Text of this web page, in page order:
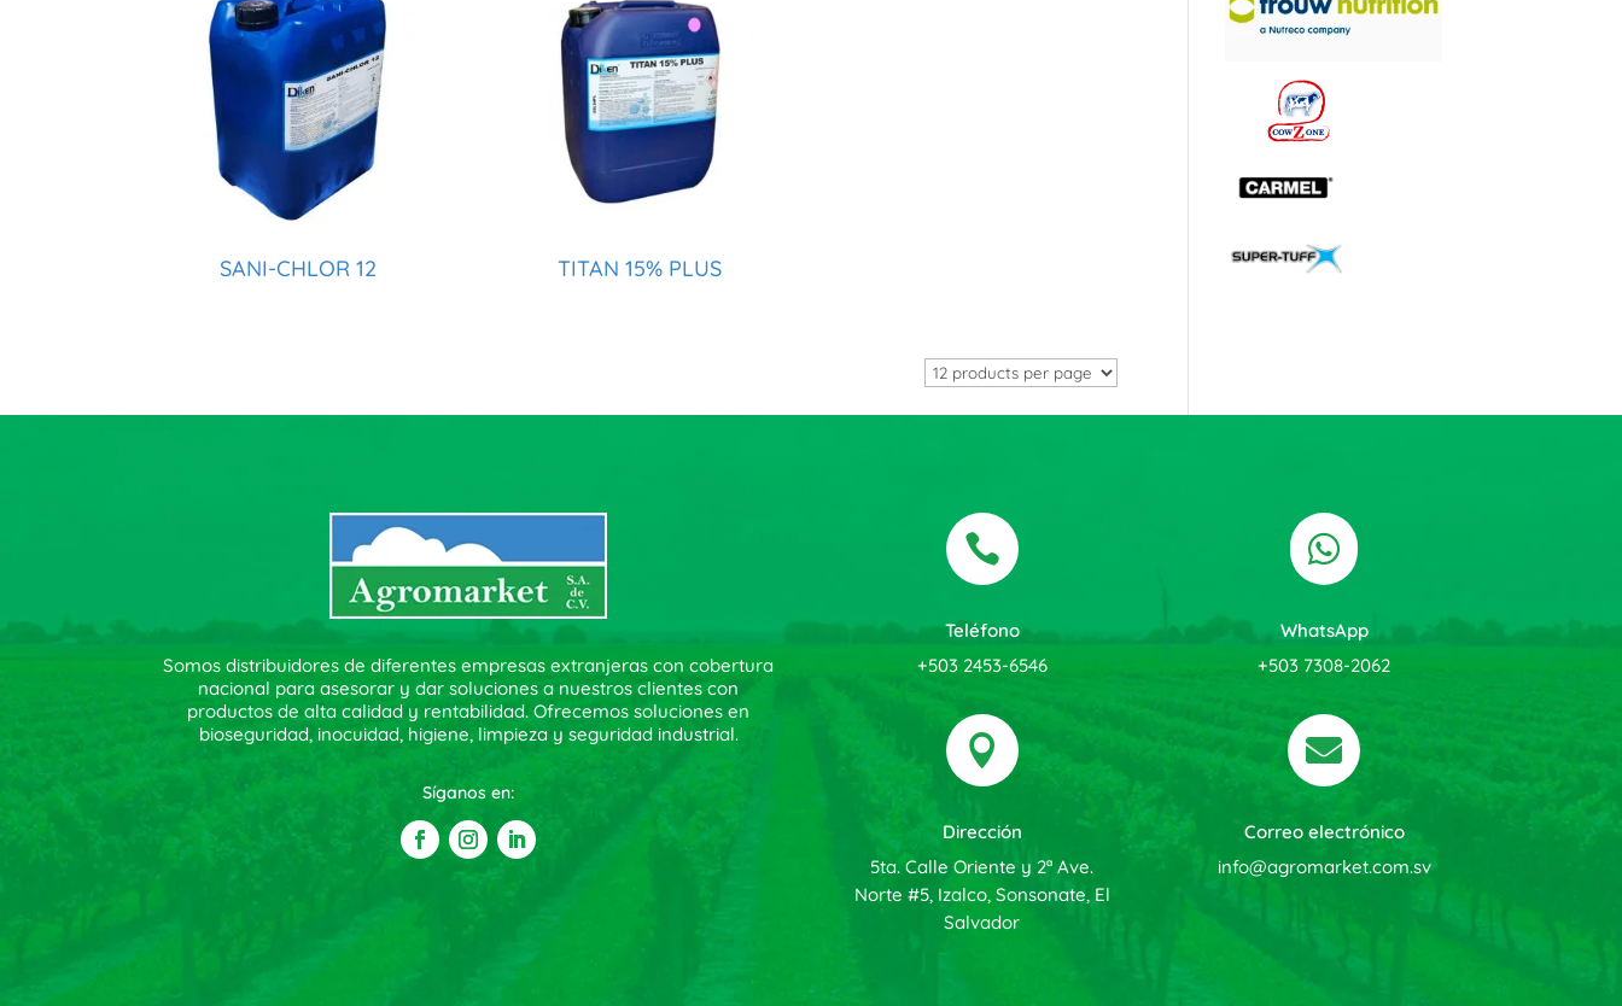
SANI-CHLOR 12 TITAN 15% PLUS
Somos distribuidores de diferentes empresas extranjeras con cobertura
nacional para asesorar y dar soluciones a nuestros clientes con
productos de alta calidad y rentabilidad. Ofrecemos soluciones en
bioseguridad, inocuidad, higiene, limpieza y seguridad industrial.
Síganos en:

Teléfono
+503 2453-6546

Dirección
5ta. Calle Oriente y 2ª Ave.
Norte #5, Izalco, Sonsonate, El
Salvador

WhatsApp
+503 7308-2062

Correo electrónico
info@agromarket.com.sv